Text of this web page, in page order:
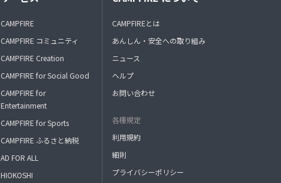
CAMPFIRE
CAMPFIRE コミュニティ
CAMPFIRE Creation
CAMPFIRE for Social Good
CAMPFIRE for
Entertainment
CAMPFIRE for Sports
CAMPFIRE ふるさと納税
AD FOR ALL
HIOKOSHI
CAMPFIREとは
あんしん・安全への取り組み
ニュース
ヘルプ
お問い合わせ
各種規定
利用規約
細則
プライバシーポリシー